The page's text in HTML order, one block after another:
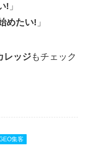
! 」
めたい! 」
レッジもチェック
集客